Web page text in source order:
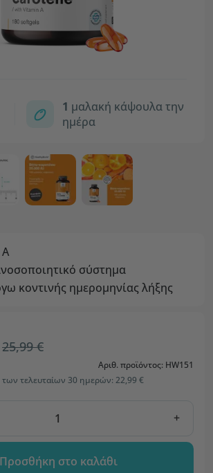
1 μαλακή κάψουλα την
ημέρα
Α
σύστημα
κοντινής ημερομηνίας λήξης
25,99 €
Αριθ. προϊόντος: HW151
τελευταίων 30 ημερών: 22,99 €
+
Προσθήκη στο καλάθι